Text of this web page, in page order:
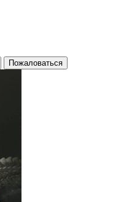
Пожаловаться